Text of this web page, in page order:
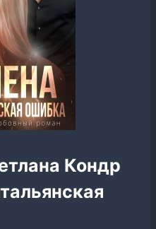
Кондр